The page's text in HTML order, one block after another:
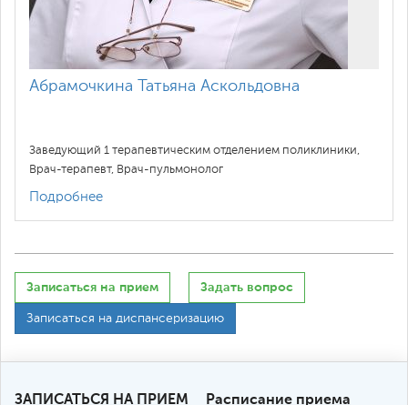
Абрамочкина Татьяна Аскольдовна
Заведующий 1 терапевтическим отделением поликлиники,
Врач-терапевт, Врач-пульмонолог
Подробнее
Записаться на прием Задать вопрос
Записаться на диспансеризацию
ЗАПИСАТЬСЯ НА ПРИЕМ
Расписание приема